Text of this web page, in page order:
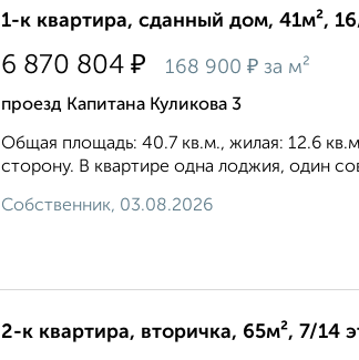
1-к квартира, сданный дом, 41м²,
6 870 804 ₽ 168 900 ₽ за м²
проезд Капитана Куликова 3
Общая площадь: 40.7 кв.м., жилая: 12.6
сторону. В квартире одна лоджия, один
Собственник, 03.08.2026
2-к квартира, вторичка, 65м², 7/14